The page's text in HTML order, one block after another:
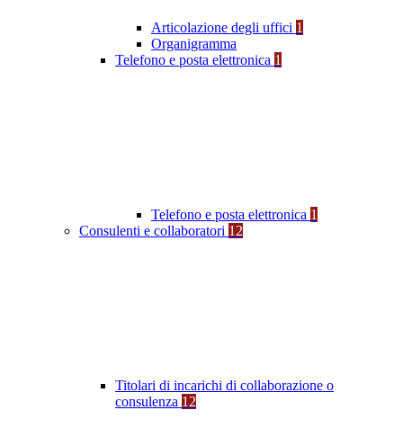
Articolazione degli uffici 1
Organigramma
Telefono e posta elettronica 1
Telefono e posta elettronica 1
Consulenti e collaboratori 12
Titolari di incarichi di collaborazione o
consulenza 12